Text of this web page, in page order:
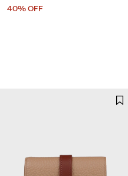
40% OFF